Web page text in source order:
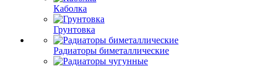
Каболка
Грунтовка
Радиаторы биметаллические